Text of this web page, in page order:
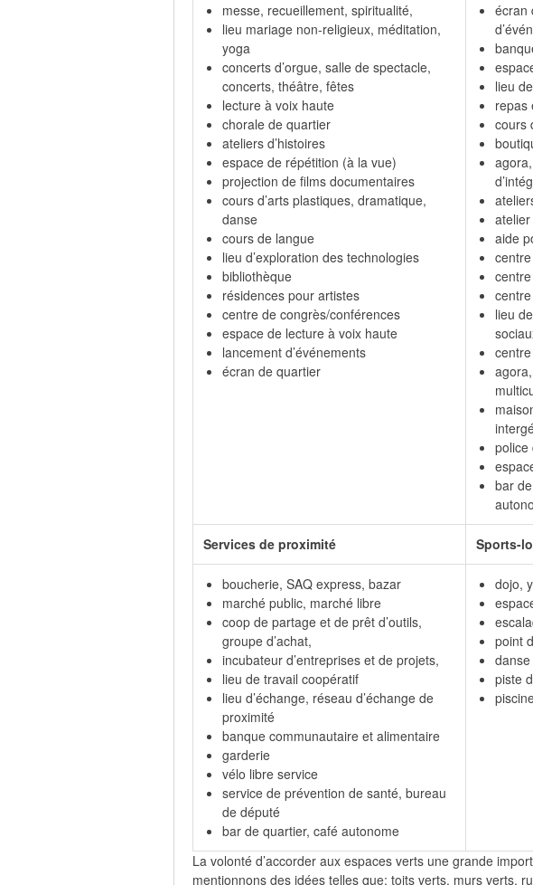
messe, recueillement, spiritualité,
lieu mariage non-religieux, méditation,
yoga
concerts d’orgue, salle de spectacle,
concerts, théâtre, fêtes
lecture à voix haute
chorale de quartier
ateliers d’histoires
espace de répétition (à la vue)
projection de films documentaires
cours d’arts plastiques, dramatique,
danse
cours de langue
lieu d’exploration des technologies
bibliothèque
résidences pour artistes
centre de congrès/conférences
espace de lecture à voix haute
lancement d’événements
écran de quartier
écran
lieu
repas
cours
atelier
aide
lieu
police
bar
Services de proximité Sports-
boucherie, SAQ express, bazar
marché public, marché libre
coop de partage et de prêt d’outils,
groupe d’achat,
incubateur d’entreprises et de projets,
lieu de travail coopératif
lieu d’échange, réseau d’échange de
proximité
banque communautaire et alimentaire
garderie
vélo libre service
service de prévention de santé, bureau
de député
bar de quartier, café autonome
dojo,
point
danse
piste
La volonté d’accorder aux espaces verts une grande
mentionnons des idées telles que: toits verts, murs verts,